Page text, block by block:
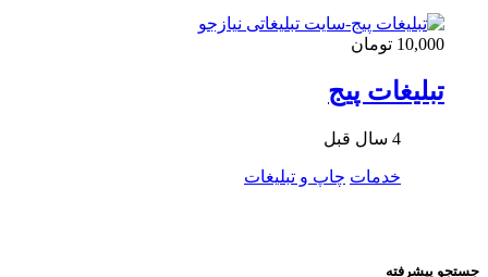
10,000 تومان
تبلیغات پیج
4 سال قبل
خدمات چاپ و تبلیغات
جستجو پیشرفته